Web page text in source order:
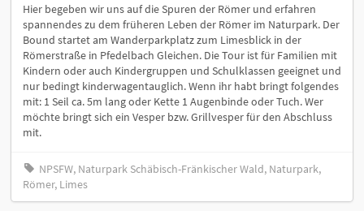
Hier begeben wir uns auf die Spuren der Römer und erfahren
spannendes zu dem früheren Leben der Römer im Naturpark. Der
Bound startet am Wanderparkplatz zum Limesblick in der
Römerstraße in Pfedelbach Gleichen. Die Tour ist für Familien mit
Kindern oder auch Kindergruppen und Schulklassen geeignet und
nur bedingt kinderwagentauglich. Wenn ihr habt bringt folgendes
mit: 1 Seil ca. 5m lang oder Kette 1 Augenbinde oder Tuch. Wer
möchte bringt sich ein Vesper bzw. Grillvesper für den Abschluss
mit.
NPSFW, Naturpark Schäbisch-Fränkischer Wald, Naturpark,
Römer, Limes